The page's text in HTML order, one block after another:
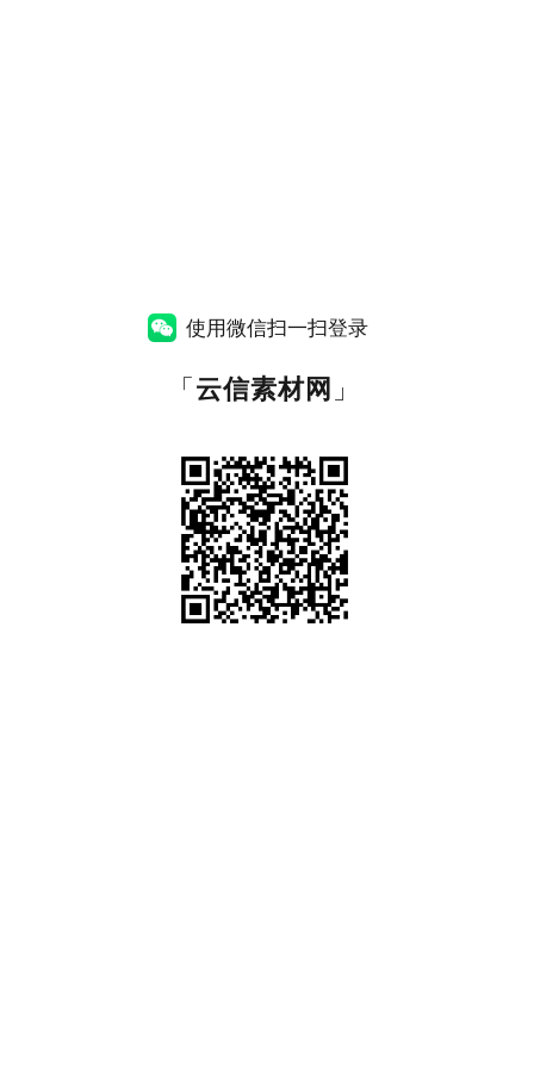
使用微信扫一扫登录
「云信素材网 」